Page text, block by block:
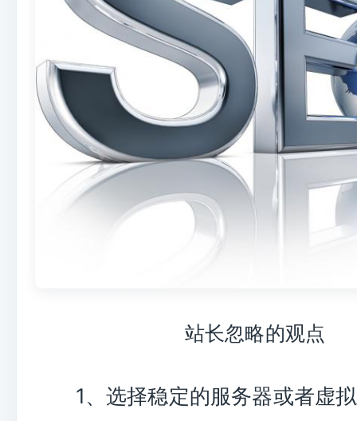
站长忽略的观点
1、选择稳定的服务器或者虚